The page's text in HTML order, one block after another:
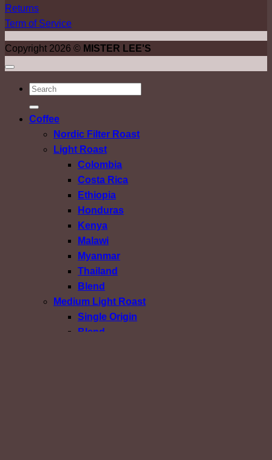
Returns
Term of Service
Copyright 2026 © MISTER LEE'S
ค้นหา:
Coffee
Nordic Filter Roast
Light Roast
Colombia
Costa Rica
Ethiopia
Honduras
Kenya
Malawi
Myanmar
Thailand
Blend
Medium Light Roast
Single Origin
Blend